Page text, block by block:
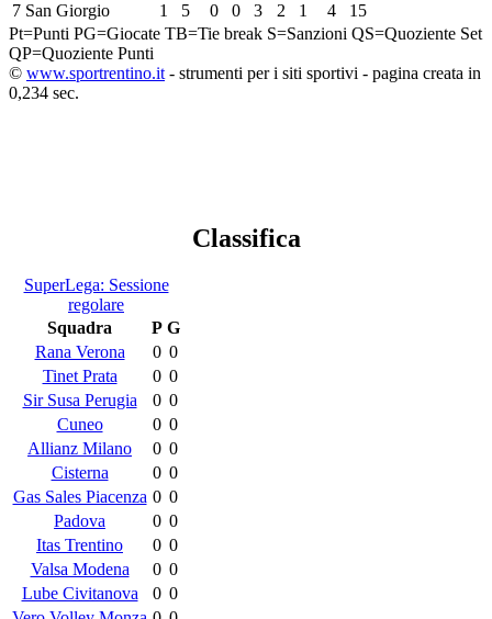
7 San Giorgio 1 5 0 0 3 2 1 4
15
Pt=Punti PG=Giocate TB=Tie break S=Sanzioni QS=Quoziente Set
QP=Quoziente Punti
© www.sportrentino.it - strumenti per i siti sportivi - pagina creata in
0,234 sec.
Classifica
SuperLega: Sessione
regolare
Squadra
P G
Rana Verona
0 0
Tinet Prata
0 0
Sir Susa Perugia
0 0
Cuneo
0 0
Allianz Milano
0 0
Cisterna
0 0
Gas Sales Piacenza 0 0
Padova
0 0
Itas Trentino
0 0
Valsa Modena
0 0
Lube Civitanova
0 0